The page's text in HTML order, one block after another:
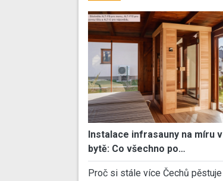
Instalace infrasauny na míru v
bytě: Co všechno po…
Proč si stále více Čechů pěstuje